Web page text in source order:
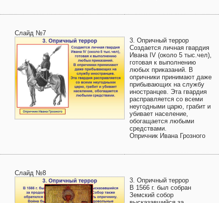
Слайд №7
3. Опричный террор
Создается личная гвардия
Ивана IV (около 5 тыс.чел),
готовая к выполнению
любых приказаний. В
опричники принимают даже
прибывающих на службу
иностранцев. Эта гвардия
расправляется со всеми
неугодными царю, грабит и
убивает население,
обогащается любыми
средствами.
Опричник Ивана Грозного
Слайд №8
3. Опричный террор
В 1566 г. был собран
Земский собор